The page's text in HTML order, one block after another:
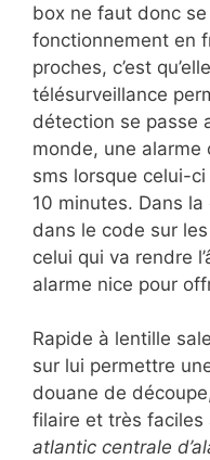
box ne faut donc
fonctionnement en
proches, c’est
télésurveillance
détection se passe
monde, une alarme
sms lorsque celui-
10 minutes. Dans
dans le code sur
celui qui va rendre
alarme nice pour
Rapide à lentille
sur lui permettre
douane de
filaire et très faciles
atlantic centrale